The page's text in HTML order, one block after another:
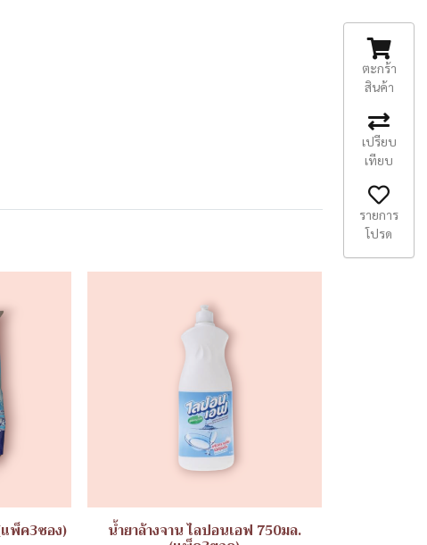
พ็ค3ซอง) น้ำยาล้างจาน ไลปอนเอฟ 750มล.
ตะกร้า
สินค้า
เปรียบ
เทียบ
รายการ
โปรด